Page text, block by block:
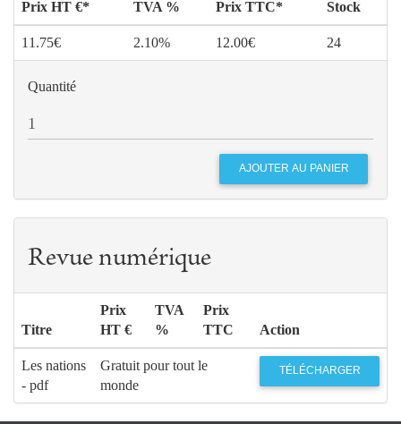
Prix HT €* TVA % Prix TTC* Stock
11.75€ 2.10% 12.00€ 24
Quantité
Revue numérique
Titre
Prix
HT €
TVA
%
Prix
TTC
Action
Les nations
- pdf
Gratuit pour tout le
monde
TÉLÉCHARGER